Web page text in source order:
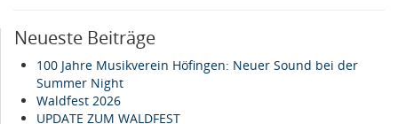
Neueste Beiträge
100 Jahre Musikverein Höfingen: Neuer Sound bei der
Summer Night
Waldfest 2026
UPDATE ZUM WALDFEST